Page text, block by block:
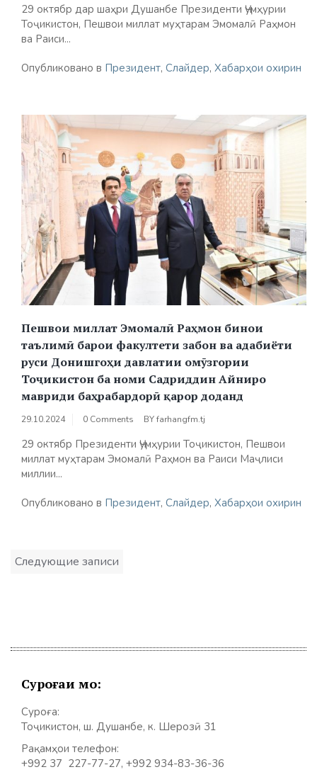
29 октябр дар шаҳри Душанбе Президенти Ҷумҳурии
Тоҷикистон, Пешвои миллат муҳтарам Эмомалӣ Раҳмон
ва Раиси...
Опубликовано в Президент, Слайдер, Хабарҳои охирин
Пешвои миллат Эмомалӣ Раҳмон бинои
таълимӣ барои факултети забон ва адабиёти
руси Донишгоҳи давлатии омӯзгории
Тоҷикистон ба номи Садриддин Айниро
мавриди баҳрабардорӣ қарор доданд
29.10.2024 0 Comments BYfarhangfm.tj
29 октябр Президенти Ҷумҳурии Тоҷикистон, Пешвои
миллат муҳтарам Эмомалӣ Раҳмон ва Раиси Маҷлиси
миллии...
Опубликовано в Президент, Слайдер, Хабарҳои охирин
Навигация
Следующие записи
Суроғаи мо:
Суроға:
Тоҷикистон, ш. Душанбе, к. Шерозӣ 31
Рақамҳои телефон:
+992 37 227-77-27, +992 934-83-36-36